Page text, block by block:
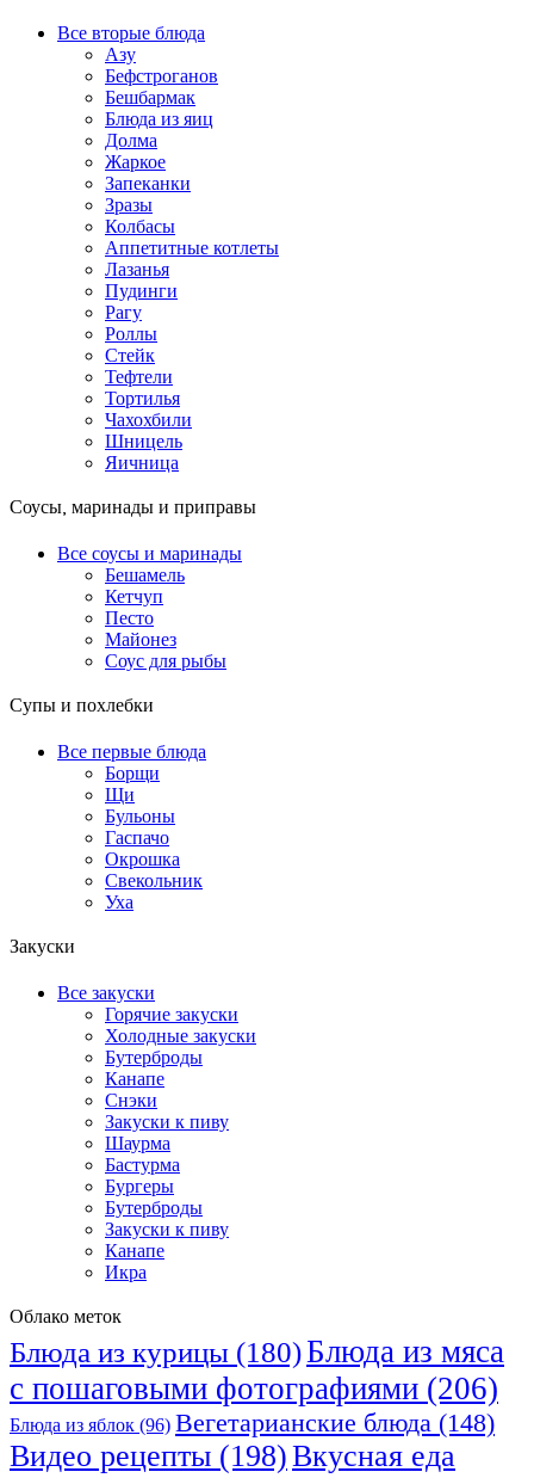
Все вторые блюда
Азу
Бефстроганов
Бешбармак
Блюда из яиц
Долма
Жаркое
Запеканки
Зразы
Колбасы
Аппетитные котлеты
Лазанья
Пудинги
Рагу
Роллы
Стейк
Тефтели
Тортилья
Чахохбили
Шницель
Яичница
Соусы, маринады и приправы
Все соусы и маринады
Бешамель
Кетчуп
Песто
Майонез
Соус для рыбы
Супы и похлебки
Все первые блюда
Борщи
Щи
Бульоны
Гаспачо
Окрошка
Свекольник
Уха
Закуски
Все закуски
Горячие закуски
Холодные закуски
Бутерброды
Канапе
Снэки
Закуски к пиву
Шаурма
Бастурма
Бургеры
Бутерброды
Закуски к пиву
Канапе
Икра
Облако меток
Блюда из курицы (180)Блюда из мяса
с пошаговыми фотографиями (206)
Блюда из яблок (96) Вегетарианские блюда (148)
Видео рецепты (198)Вкусная еда